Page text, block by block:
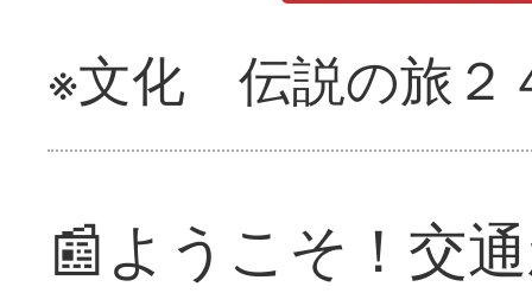
※文化 伝説の旅２
📰ようこそ！交